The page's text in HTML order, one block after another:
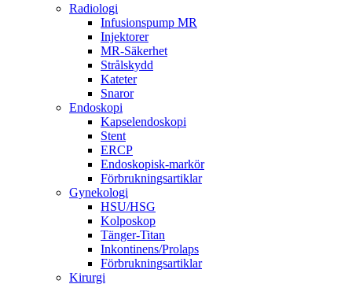
Radiologi
Infusionspump MR
Injektorer
MR-Säkerhet
Strålskydd
Kateter
Snaror
Endoskopi
Kapselendoskopi
Stent
ERCP
Endoskopisk-markör
Förbrukningsartiklar
Gynekologi
HSU/HSG
Kolposkop
Tänger-Titan
Inkontinens/Prolaps
Förbrukningsartiklar
Kirurgi